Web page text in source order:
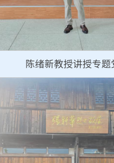
陈绪新教授讲授专题